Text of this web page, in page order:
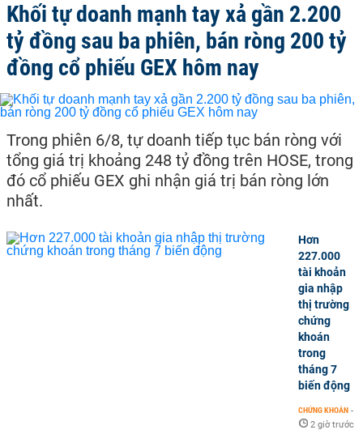
Khối tự doanh mạnh tay xả gần 2.200
tỷ đồng sau ba phiên, bán ròng 200 tỷ
đồng cổ phiếu GEX hôm nay
Trong phiên 6/8, tự doanh tiếp tục bán ròng với
tổng giá trị khoảng 248 tỷ đồng trên HOSE, trong
đó cổ phiếu GEX ghi nhận giá trị bán ròng lớn
nhất.
Hơn
227.000
tài khoản
gia nhập
thị trường
chứng
khoán
trong
tháng 7
biến động
CHỨNG KHOÁN -
2 giờ trước